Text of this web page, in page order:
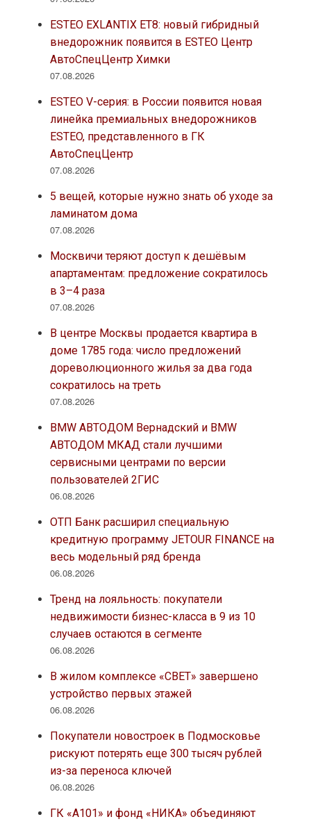
ESTEO EXLANTIX ET8: новый гибридный
внедорожник появится в ESTEO Центр
АвтоСпецЦентр Химки
07.08.2026
ESTEO V-серия: в России появится новая
линейка премиальных внедорожников
ESTEO, представленного в ГК
АвтоСпецЦентр
07.08.2026
5 вещей, которые нужно знать об уходе за
ламинатом дома
07.08.2026
Москвичи теряют доступ к дешёвым
апартаментам: предложение сократилось
в 3–4 раза
07.08.2026
В центре Москвы продается квартира в
доме 1785 года: число предложений
дореволюционного жилья за два года
сократилось на треть
07.08.2026
BMW АВТОДОМ Вернадский и BMW
АВТОДОМ МКАД стали лучшими
сервисными центрами по версии
пользователей 2ГИС
06.08.2026
ОТП Банк расширил специальную
кредитную программу JETOUR FINANCE на
весь модельный ряд бренда
06.08.2026
Тренд на лояльность: покупатели
недвижимости бизнес-класса в 9 из 10
случаев остаются в сегменте
06.08.2026
В жилом комплексе «СВЕТ» завершено
устройство первых этажей
06.08.2026
Покупатели новостроек в Подмосковье
рискуют потерять еще 300 тысяч рублей
из-за переноса ключей
06.08.2026
ГК «А101» и фонд «НИКА» объединяют